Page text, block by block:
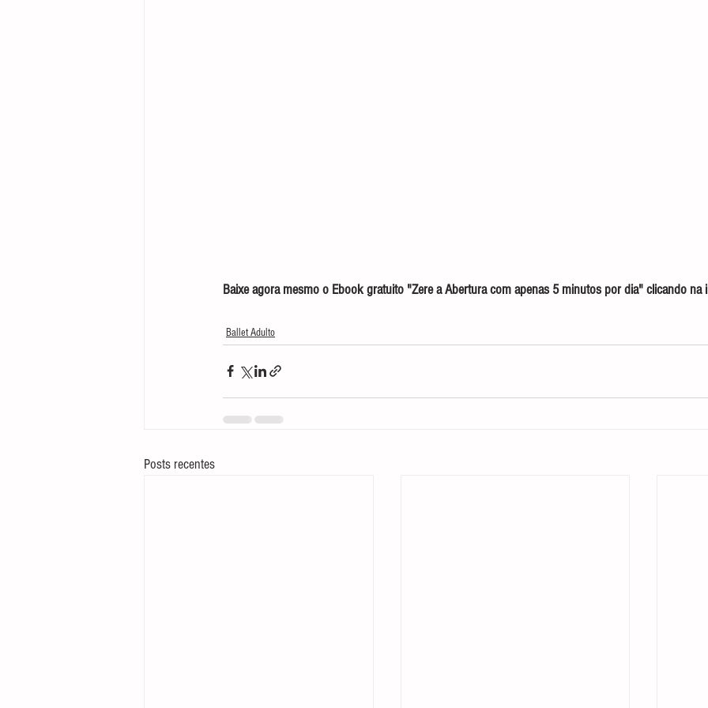
Baixe agora mesmo o Ebook gratuito "Zere a Abertura com apenas 5 minutos por dia" clicando na
Ballet Adulto
Posts recentes